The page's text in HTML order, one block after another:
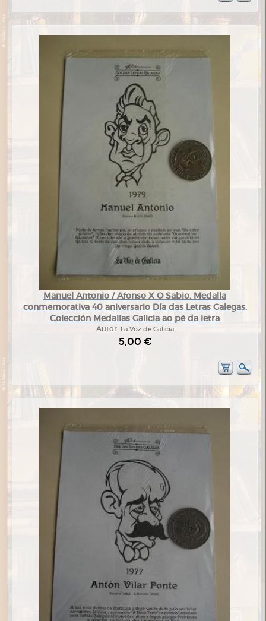
Manuel Antonio / Afonso X O Sabio. Medalla
conmemorativa 40 aniversario Día das Letras Galegas.
Colección Medallas Galicia ao pé da letra
Autor: La Voz de Galicia
5,00 €